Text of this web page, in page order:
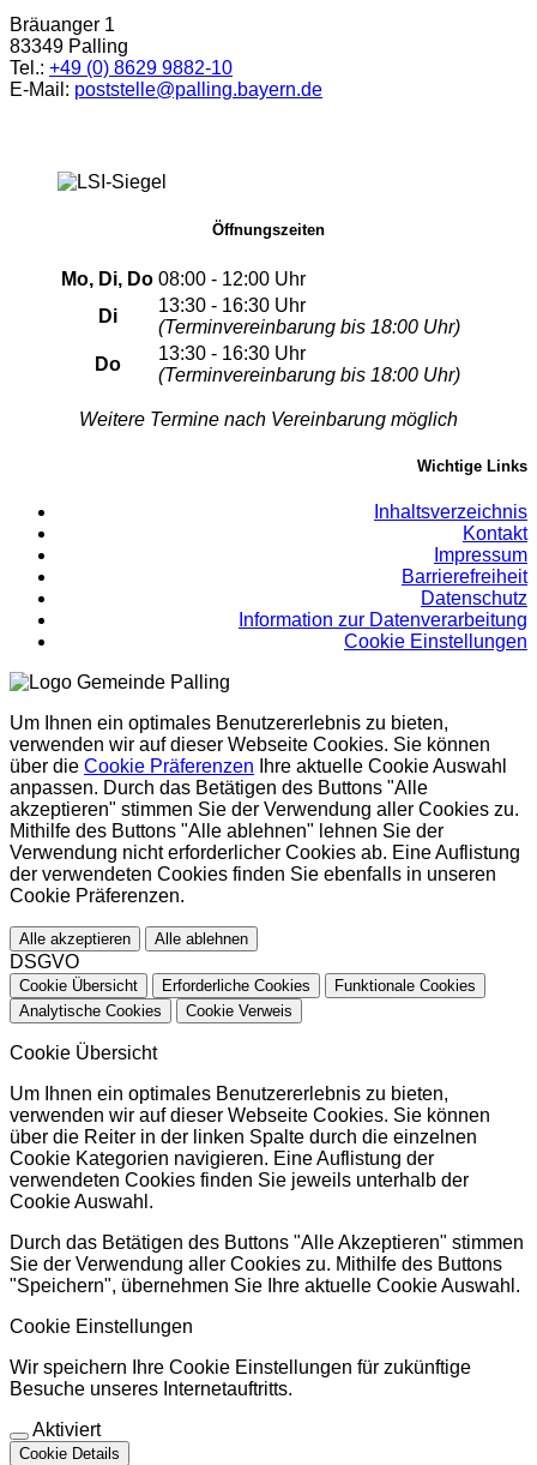
Bräuanger 1
83349 Palling
Tel.: +49 (0) 8629 9882-10
E-Mail: poststelle@palling.bayern.de
Öffnungszeiten
Mo, Di, Do 08:00 - 12:00 Uhr
Di
13:30 - 16:30 Uhr
(Terminvereinbarung bis 18:00 Uhr)
Do
13:30 - 16:30 Uhr
(Terminvereinbarung bis 18:00 Uhr)
Weitere Termine nach Vereinbarung möglich
Wichtige Links
Inhaltsverzeichnis
Kontakt
Impressum
Barrierefreiheit
Datenschutz
Information zur Datenverarbeitung
Cookie Einstellungen
Um Ihnen ein optimales Benutzererlebnis zu bieten,
verwenden wir auf dieser Webseite Cookies. Sie können
über die Cookie Präferenzen Ihre aktuelle Cookie Auswahl
anpassen. Durch das Betätigen des Buttons "Alle
akzeptieren" stimmen Sie der Verwendung aller Cookies zu.
Mithilfe des Buttons "Alle ablehnen" lehnen Sie der
Verwendung nicht erforderlicher Cookies ab. Eine Auflistung
der verwendeten Cookies finden Sie ebenfalls in unseren
Cookie Präferenzen.
Alle akzeptieren Alle ablehnen
DSGVO
Cookie Übersicht Erforderliche Cookies
Funktionale Cookies
Analytische Cookies
Cookie Verweis
Cookie Übersicht
Um Ihnen ein optimales Benutzererlebnis zu bieten,
verwenden wir auf dieser Webseite Cookies. Sie können
über die Reiter in der linken Spalte durch die einzelnen
Cookie Kategorien navigieren. Eine Auflistung der
verwendeten Cookies finden Sie jeweils unterhalb der
Cookie Auswahl.
Durch das Betätigen des Buttons "Alle Akzeptieren" stimmen
Sie der Verwendung aller Cookies zu. Mithilfe des Buttons
"Speichern", übernehmen Sie Ihre aktuelle Cookie Auswahl.
Cookie Einstellungen
Wir speichern Ihre Cookie Einstellungen für zukünftige
Besuche unseres Internetauftritts.
Aktiviert
Cookie Details